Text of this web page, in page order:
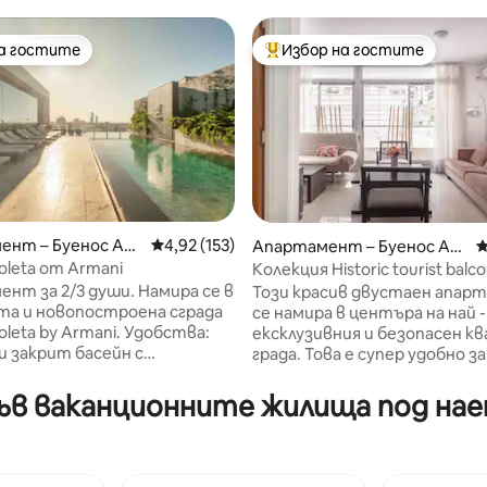
5, 113 отзива
гостите
гостите
– Буенос Ай
Средна оценка: 4,92 от 5, 153 отзива
4,92 (153)
от Armani
за 2/3 души. Намира се в
и новопостроена сграда
by Armani. Удобства:
закрит басейн с
душове, масажна стая,
Денонощна
Най-популярен избор на
Избор на гостите
Апартамент – Буенос Ай
рес
Колекция Historic tourist
Този красив двустаен
се намира в центъра на най -
ексклузивния и безопасен
града. Това е супер удобно
намира в туристическа
гастрономия, гастрономия,
ваканционните жилища под